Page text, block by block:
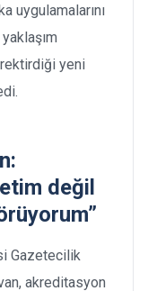
uygulamalarını
yeni
değil
Gazetecilik
akreditasyon